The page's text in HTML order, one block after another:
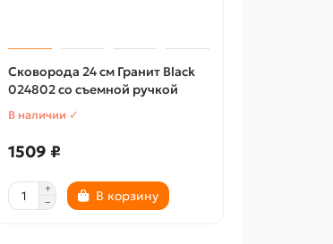
Сковорода 24 см Гранит Black
024802 со съемной ручкой
В наличии ✓
1509 ₽
В корзину